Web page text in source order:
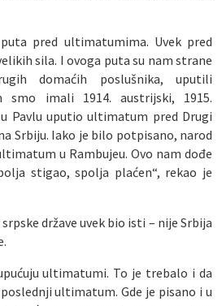
pred ultimatumima. Uvek pred
sila. I ovoga puta su nam strane
domaćih poslušnika, uputili
smo imali 1914. austrijski, 1915.
Pavlu uputio ultimatum pred Drugi
Srbiju. Iako je bilo potpisano, narod
u Rambujeu. Ovo nam dođe
stigao, spolja plaćen“, rekao je
države uvek bio isti – nije Srbija
ultimatumi. To je trebalo i da
ultimatum. Gde je pisano i u